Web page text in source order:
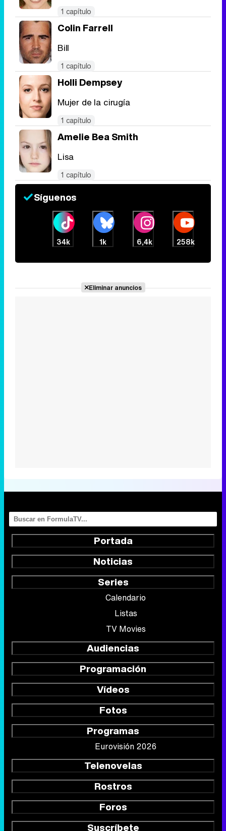
1 capítulo
Colin Farrell
Bill
1 capítulo
Holli Dempsey
Mujer de la cirugía
1 capítulo
Amelie Bea Smith
Lisa
1 capítulo
Síguenos
34k 1k 6,4k 258k
Eliminar anuncios
Portada
Noticias
Series
Calendario
Listas
TV Movies
Audiencias
Programación
Vídeos
Fotos
Programas
Eurovisión 2026
Telenovelas
Rostros
Foros
Suscríbete